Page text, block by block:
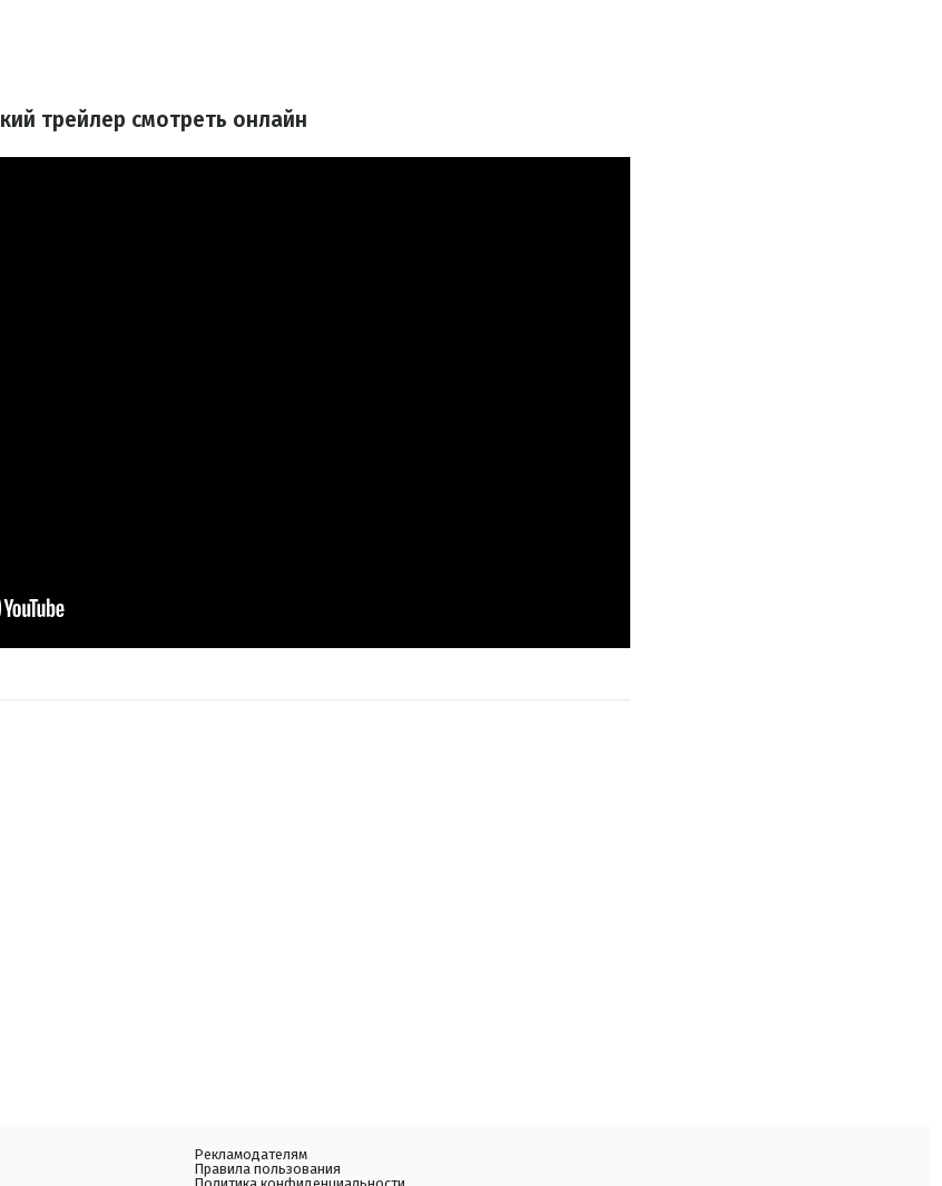
трейлер смотреть онлайн
Рекламодателям
Правила пользования